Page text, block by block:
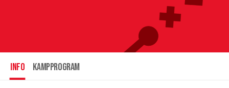
INFO Kampprogram